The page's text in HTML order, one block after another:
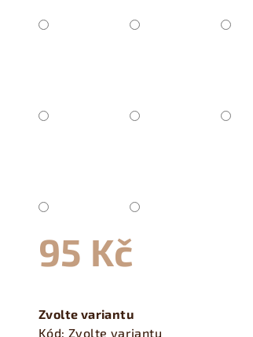
95 Kč
cena:
Zvolte variantu
Kód: Zvolte variantu